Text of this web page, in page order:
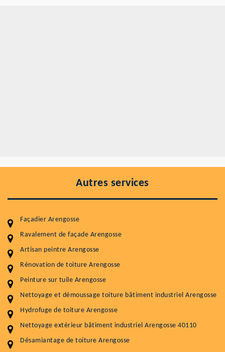
Autres services
Façadier Arengosse
Ravalement de façade Arengosse
Artisan peintre Arengosse
Rénovation de toiture Arengosse
Peinture sur tuile Arengosse
Nettoyage et démoussage toiture bâtiment industriel Arengosse
Hydrofuge de toiture Arengosse
Nettoyage extérieur bâtiment industriel Arengosse 40110
Désamiantage de toiture Arengosse
Entretenir votre toiture, c'est préserver sa
durabilité
Plus de 15 ans d'expérience en couverture et facade
Service
Nettoyageb toiture